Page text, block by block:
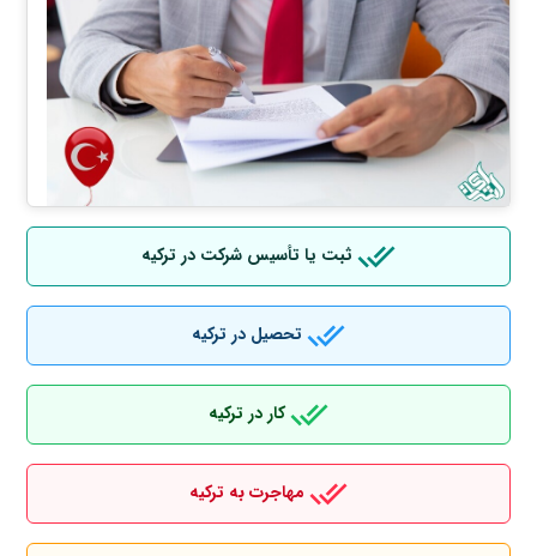
ثبت یا تأسیس شرکت در ترکیه
تحصیل در ترکیه
کار در ترکیه
مهاجرت به ترکیه